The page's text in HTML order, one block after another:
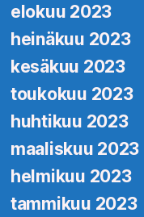
elokuu 2023
heinäkuu 2023
kesäkuu 2023
toukokuu 2023
huhtikuu 2023
maaliskuu 2023
helmikuu 2023
tammikuu 2023